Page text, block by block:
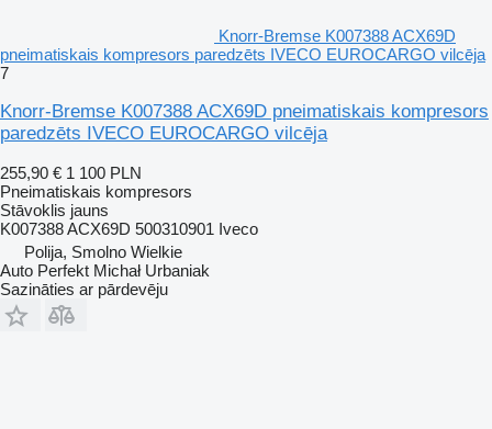
Knorr-Bremse K007388 ACX69D
pneimatiskais kompresors paredzēts IVECO EUROCARGO vilcēja
7
Knorr-Bremse K007388 ACX69D pneimatiskais kompresors
paredzēts IVECO EUROCARGO vilcēja
255,90 € 1 100 PLN
Pneimatiskais kompresors
Stāvoklis jauns
K007388 ACX69D 500310901 Iveco
Polija, Smolno Wielkie
Auto Perfekt Michał Urbaniak
Sazināties ar pārdevēju